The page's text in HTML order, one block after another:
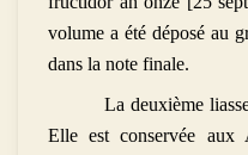
volume a été déposé au
dans la note finale.
La deuxième
Elle est conservée aux